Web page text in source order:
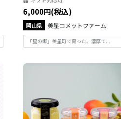
6,000円(税込)
岡山県 美星コメットファーム
「星の郷」美星町で育った、濃厚で...